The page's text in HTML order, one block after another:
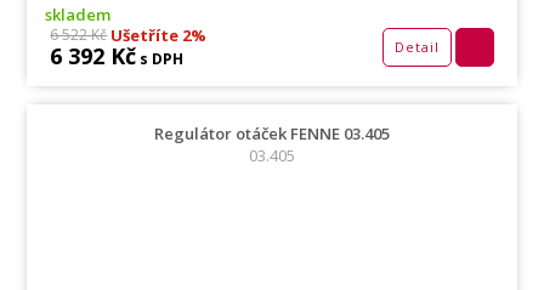
skladem
6 522 KčUšetříte 2%
6 392 Kč s DPH
Detail
Regulátor otáček FENNE 03.405
03.405